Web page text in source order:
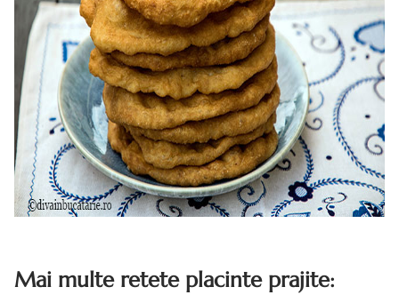
Mai multe retete placinte prajite: